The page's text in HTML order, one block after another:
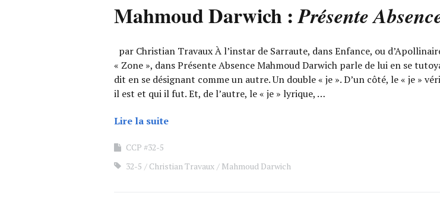
Mahmoud Darwich :Présente
par Christian Travaux À l’instar de Sarraute, dans Enfance, ou
« Zone », dans Présente Absence Mahmoud Darwich parle de lui en se
dit en se désignant comme un autre. Un double « je ». D’un côté, le « je »
il est et qui il fut. Et, de l’autre, le « je » lyrique, …
Lire la suite
CCP #32-5
32-5
Christian Travaux Mahmoud Darwich